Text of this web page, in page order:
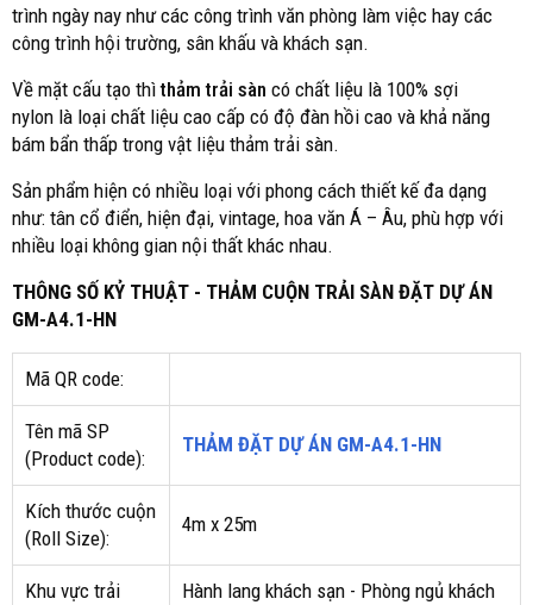
trình ngày nay như các công trình văn phòng làm việc hay các
công trình hội trường, sân khấu và khách sạn.
Về mặt cấu tạo thìthảm trải sàn có chất liệu là 100% sợi
nylon là loại chất liệu cao cấp có độ đàn hồi cao và khả năng
bám bẩn thấp trong vật liệu thảm trải sàn.
Sản phẩm hiện có nhiều loại với phong cách thiết kế đa dạng
như: tân cổ điển, hiện đại, vintage, hoa văn Á – Âu, phù hợp với
nhiều loại không gian nội thất khác nhau.
THÔNG SỐ KỶ THUẬT - THẢM CUỘN TRẢI SÀN ĐẶT DỰ ÁN
GM-A4.1-HN
Mã QR code:
Tên mã SP
(Product code):
THẢM ĐẶT DỰ ÁN GM-A4.1-HN
Kích thước cuộn
(Roll Size):
4m x 25m
Khu vực trải
Hành lang khách sạn - Phòng ngủ khách